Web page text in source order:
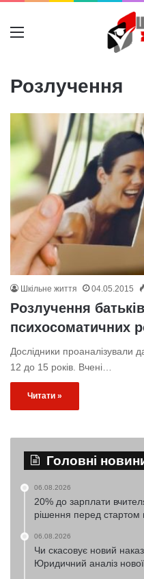
Меню
Розлучення
Шкільне життя 04.05.2015
Розлучення
психосоматичних
Дослідники проаналізували
12 до 15 років. Вчені…
Читати »
Головні
06.08.2026
20% до зарплати
рішення перед стартом
06.08.2026
Чи скасовує новий
Юридичний аналіз